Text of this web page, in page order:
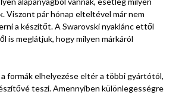
Viszont pár hónap elteltével már nem
a készítőt. A Swarovski nyaklánc ettől
is meglátjuk, hogy milyen márkáról
formák elhelyezése eltér a többi gyártótól,
teszi. Amennyiben különlegességre